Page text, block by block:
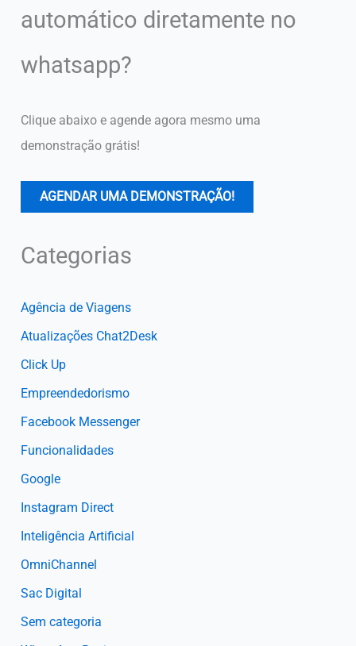
automático diretamente no
whatsapp?
Clique abaixo e agende agora mesmo uma
demonstração grátis!
AGENDAR UMA DEMONSTRAÇÃO!
Categorias
Agência de Viagens
Atualizações Chat2Desk
Click Up
Empreendedorismo
Facebook Messenger
Funcionalidades
Google
Instagram Direct
Inteligência Artificial
OmniChannel
Sac Digital
Sem categoria